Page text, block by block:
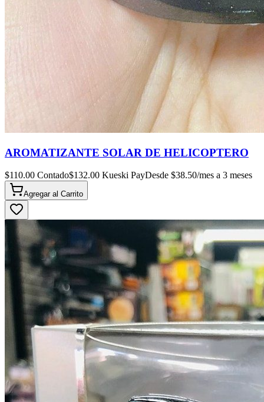
AROMATIZANTE SOLAR DE HELICOPTERO
$110.00 Contado$132.00 Kueski PayDesde $38.50/mes a 3 meses
Agregar al Carrito